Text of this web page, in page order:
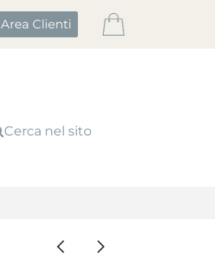
Area Clienti
Cerca nel sito